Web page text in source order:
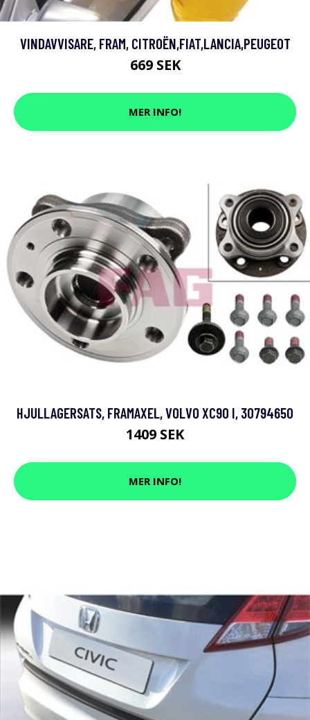
VINDAVVISARE, FRAM, CITROËN,FIAT,LANCIA,PEUGEOT
669 SEK
MER INFO!
HJULLAGERSATS, FRAMAXEL, VOLVO XC90 I, 30794650
1409 SEK
MER INFO!